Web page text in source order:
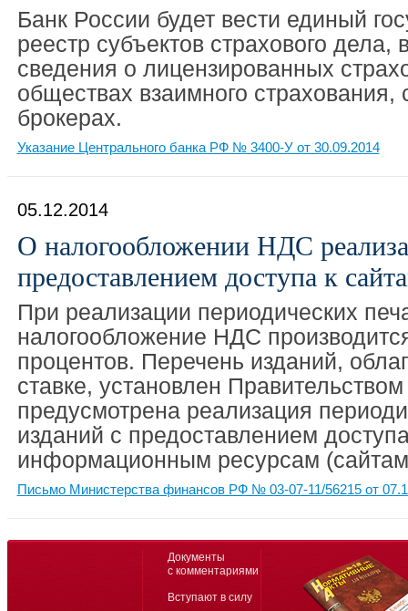
Банк России будет вести единый
реестр субъектов страхового дела,
сведения о лицензированных
обществах взаимного страхования,
брокерах.
Указание Центрального банка РФ № 3400-У от 30.09.2014
05.12.2014
О налогообложении НДС
предоставлением доступа к
При реализации периодических
налогообложение НДС
процентов. Перечень изданий,
ставке, установлен
предусмотрена реализация
изданий с предоставлением
информационным ресурсам
Письмо Министерства финансов РФ № 03-07-11/56215 от
Документы
с комментариями
Вступают в силу